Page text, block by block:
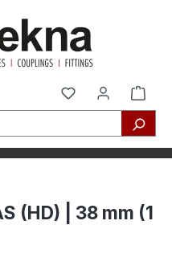
(HD) | 38 mm (1